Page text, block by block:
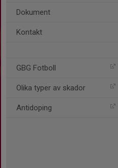
Dokument
Kontakt
GBG Fotboll
Olika typer av skador
Antidoping